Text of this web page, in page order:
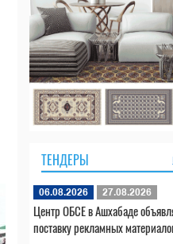
ТЕНДЕРЫ
06.08.2026 27.08.2026
Центр ОБСЕ в Ашхабаде
поставку рекламных